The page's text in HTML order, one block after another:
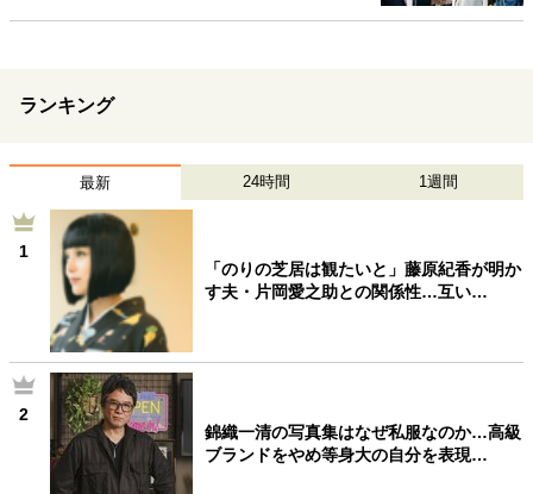
ランキング
最新 24時間 1週間
1
「のりの芝居は観たいと」藤原紀香が明か
す夫・片岡愛之助との関係性…互い…
2
錦織一清の写真集はなぜ私服なのか…高級
ブランドをやめ等身大の自分を表現…